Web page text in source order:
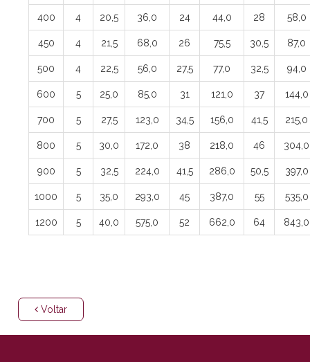
400 4 20,5 36,0 24 44,0 28 58,0
450 4 21,5 68,0 26 75,5 30,5 87,0
500 4 22,5 56,0 27,5 77,0 32,5 94,0
600 5 25,0 85,0 31 121,0 37 144,0
700 5 27,5 123,0 34,5 156,0 41,5 215,0
800 5 30,0 172,0 38 218,0 46 304,0
900 5 32,5 224,0 41,5 286,0 50,5 397,0
1000 5 35,0 293,0 45 387,0 55 535,0
1200 5 40,0 575,0 52 662,0 64 843,0
Voltar